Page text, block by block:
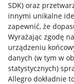
SDK) oraz
innymi unikalne
zapewnić, że
Wyrażając zgodę
urządzeniu
danych (w tym w
statystycznych)
Allegro dokładnie